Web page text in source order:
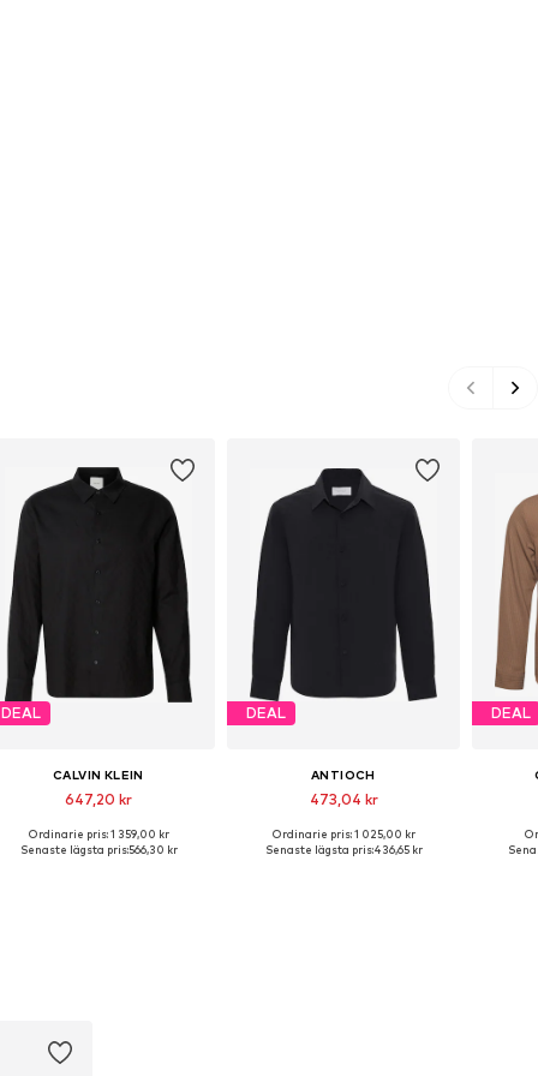
DEAL
CALVIN KLEIN
647,20 kr
Ordinarie pris: 1 359,00 kr
Senaste lägsta pris:566,30 kr
DEAL
ANTIOCH
473,04 kr
Tillgängliga storlekar: S, M, L
Ordinarie pris: 1 025,00 kr
Senaste lägsta pris:436,65 kr
DEAL